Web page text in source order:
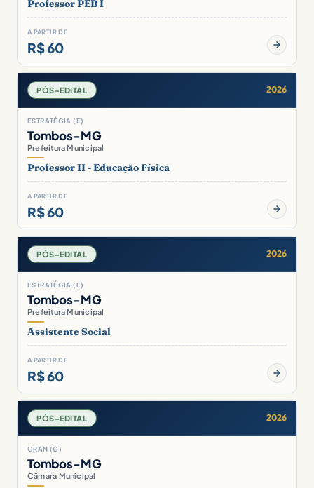
Professor PEB I
A PARTIR DE
R$ 60
PÓS-EDITAL 2026
ESTRATÉGIA (E)
Tombos-MG
Prefeitura Municipal
Professor II - Educação Física
A PARTIR DE
R$ 60
PÓS-EDITAL 2026
ESTRATÉGIA (E)
Tombos-MG
Prefeitura Municipal
Assistente Social
A PARTIR DE
R$ 60
PÓS-EDITAL 2026
GRAN (G)
Tombos-MG
Câmara Municipal